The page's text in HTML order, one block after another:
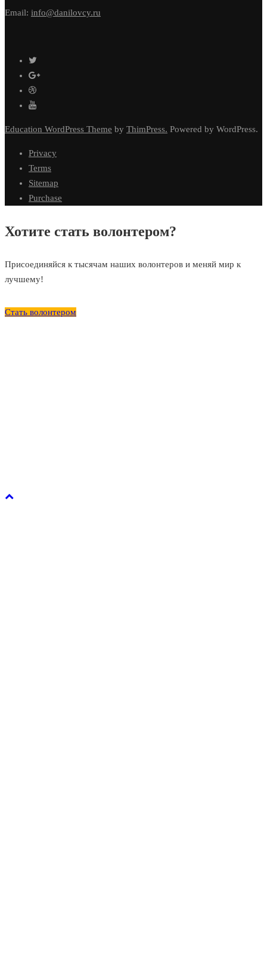
Email: info@danilovcy.ru
Education WordPress Theme by ThimPress. Powered by WordPress.
Privacy
Terms
Sitemap
Purchase
Хотите стать волонтером?
Присоединяйся к тысячам наших волонтеров и меняй мир к
лучшему!
Стать волонтером